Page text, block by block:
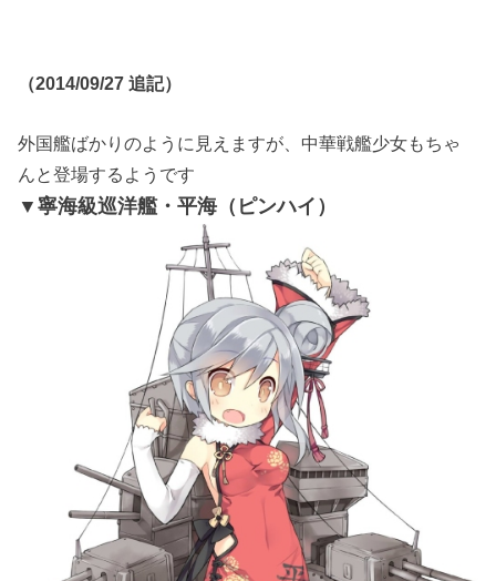
（2014/09/27 追記）
外国艦ばかりのように見えますが、中華戦艦少女もちゃ
んと登場するようです
▼寧海級巡洋艦・平海（ピンハイ）